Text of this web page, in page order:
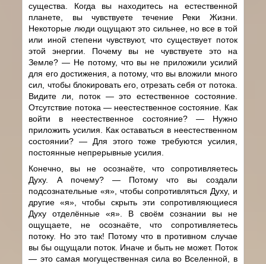
существа. Когда вы находитесь на естественной
планете, вы чувствуете течение Реки Жизни.
Некоторые люди ощущают это сильнее, но все в той
или иной степени чувствуют, что существует поток
этой энергии. Почему вы не чувствуете это на
Земле? — Не потому, что вы не приложили усилий
для его достижения, а потому, что вы вложили много
сил, чтобы блокировать его, отрезать себя от потока.
Видите ли, поток — это естественное состояние.
Отсутствие потока — неестественное состояние. Как
войти в неестественное состояние? — Нужно
приложить усилия. Как оставаться в неестественном
состоянии? — Для этого тоже требуются усилия,
постоянные непрерывные усилия.
Конечно, вы не осознаёте, что сопротивляетесь
Духу. А почему? — Потому что вы создали
подсознательные «я», чтобы сопротивляться Духу, и
другие «я», чтобы скрыть эти сопротивляющиеся
Духу отделённые «я». В своём сознании вы не
ощущаете, не осознаёте, что сопротивляетесь
потоку. Но это так! Потому что в противном случае
вы бы ощущали поток. Иначе и быть не может. Поток
— это самая могущественная сила во Вселенной, в